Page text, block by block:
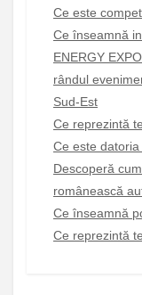
Ce este
Ce înseamnă
ENERGY
rândul
Sud-Est
Ce reprezintă
Ce este
Descoperă
românească
Ce înseamnă
Ce reprezintă